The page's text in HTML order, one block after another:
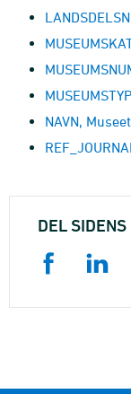
NAVN,
DEL SIDENS